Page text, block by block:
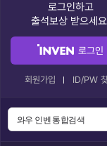
로그인하고
출석보상 받으세
로그인
회원가입 ID/PW